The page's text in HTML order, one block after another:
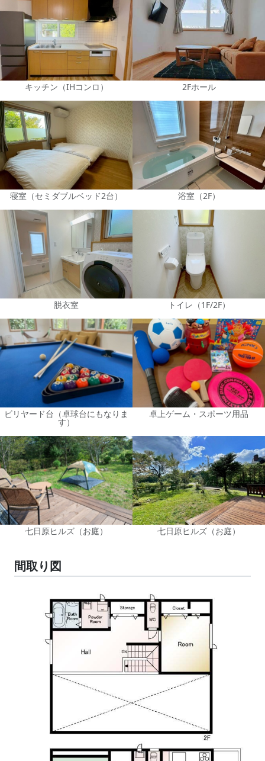
キッチン（IHコンロ） 2Fホール
寝室（セミダブルベッド2台） 浴室（2F）
脱衣室 トイレ（1F/2F）
ビリヤード台（卓球台にもなりま
す）
卓上ゲーム・スポーツ用品
七日原ヒルズ（お庭） 七日原ヒルズ（お庭）
間取り図